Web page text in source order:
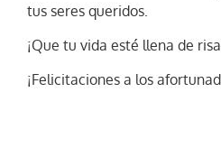
tus seres queridos.
¡Que tu vida esté llena de
¡Felicitaciones a los